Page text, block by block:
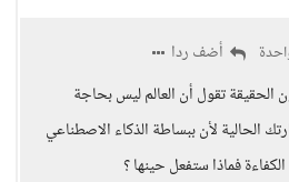
أضف ردا
الحقيقة تقول أن العالم ليس بحاجة
الحالية لأن ببساطة الذكاء الاصطناعي
فماذا ستفعل حينها ؟